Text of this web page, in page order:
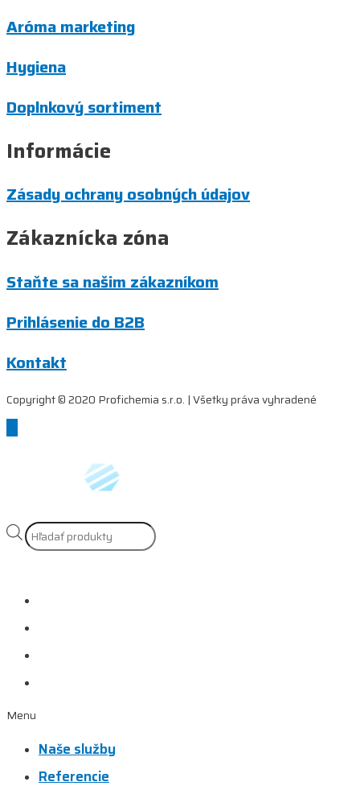
Aróma marketing
Hygiena
Doplnkový sortiment
Informácie
Zásady ochrany osobných údajov
Zákaznícka zóna
Staňte sa našim zákazníkom
Prihlásenie do B2B
Kontakt
Copyright © 2020 Profichemia s.r.o. | Všetky práva vyhradené
Products
search
Menu
Naše služby
Referencie